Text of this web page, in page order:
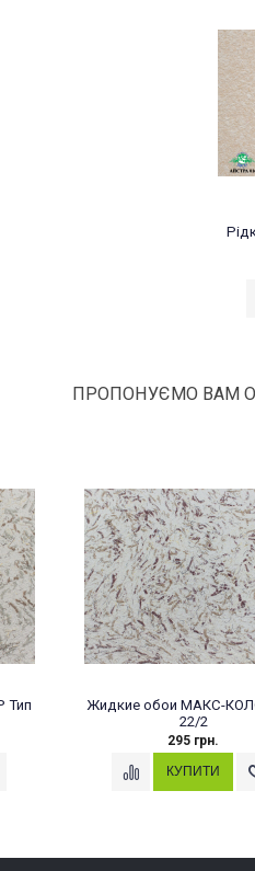
ПРОПОНУЄМО ВАМ
Тип
Жидкие обои МАКС-
22/2
295 грн.